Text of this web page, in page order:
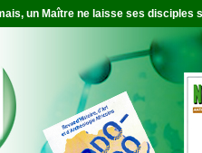
un Maître ne laisse ses disciples